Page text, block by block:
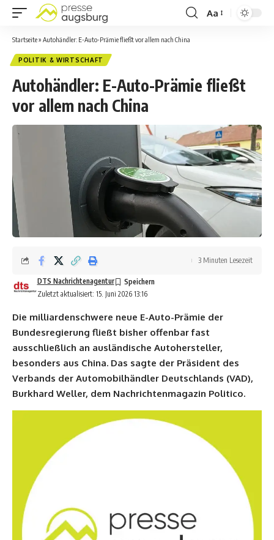
Aa
Startseite» Autohändler: E-Auto-Prämie fließt vor allem nach China
POLITIK & WIRTSCHAFT
Autohändler: E-Auto-Prämie fließt
vor allem nach China
Zuletzt aktualisiert: 15. Juni 2026 13:16
DTS Nachrichtenagentur
3 Minuten Lesezeit
Die milliardenschwere neue E-Auto-Prämie der
Bundesregierung fließt bisher offenbar fast
ausschließlich an ausländische Autohersteller,
besonders aus China. Das sagte der Präsident des
Verbands der Automobilhändler Deutschlands (VAD),
Burkhard Weller, dem Nachrichtenmagazin Politico.